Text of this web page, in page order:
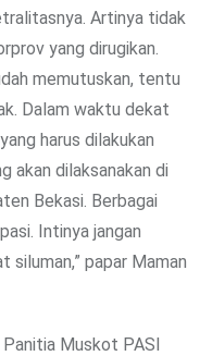
Artinya tidak
yang dirugikan.
memutuskan, tentu
Dalam waktu dekat
harus dilakukan
akan dilaksanakan di
Bekasi. Berbagai
Intinya jangan
papar Maman
Muskot PASI